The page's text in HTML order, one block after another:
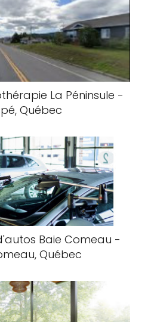
La Péninsule -
Québec
Baie Comeau -
Québec